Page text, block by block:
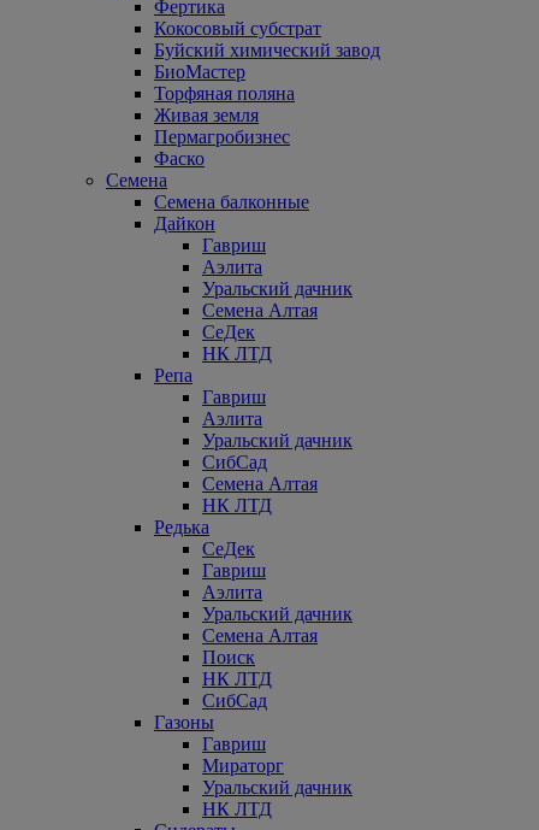
Фертика
Кокосовый субстрат
Буйский химический завод
БиоМастер
Торфяная поляна
Живая земля
Пермагробизнес
Фаско
Семена
Семена балконные
Дайкон
Гавриш
Аэлита
Уральский дачник
Семена Алтая
СеДек
НК ЛТД
Репа
Гавриш
Аэлита
Уральский дачник
СибСад
Семена Алтая
НК ЛТД
Редька
СеДек
Гавриш
Аэлита
Уральский дачник
Семена Алтая
Поиск
НК ЛТД
СибСад
Газоны
Гавриш
Мираторг
Уральский дачник
НК ЛТД